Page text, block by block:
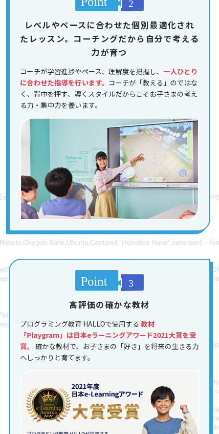
レベルやペースに合わせた個別最適化され
たレッスン。コーチングだから自分で考える
力が育つ
コーチが学習進捗やペース、理解度を把握し、 一人ひとり
に合わせた指導を行います。 コーチが「教える」のではな
く、背中を押す、導くスタイルだからこそお子さまの考え
る力・集中力を養います。
高評価の確かな教材
プログラミング教育 HALLOで使用する 教材
「Playgram」は日本eラーニングアワード2021大賞を受
賞。 確かな教材で、お子さまの「好き」を将来の生きる力
へしっかりと育てます。